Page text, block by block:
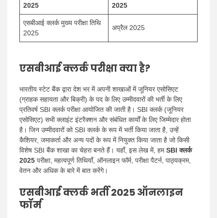
2025
2025
एसबीआई क्लर्क मुख्य परीक्षा तिथि
2025
अप्रैल 2025
एसबीआई क्लर्क परीक्षा क्या है?
भारतीय स्टेट बैंक द्वारा देश भर में अपनी शाखाओं में जूनियर एसोसिएट
(ग्राहक सहायता और बिक्री) के पद के लिए उम्मीदवारों की भर्ती के लिए
प्रतिवर्ष SBI क्लर्क परीक्षा आयोजित की जाती है। SBI क्लर्क (जूनियर
एसोसिएट) सभी क्लाइंट इंटरैक्शन और संबंधित कार्यों के लिए जिम्मेदार होता
है। जिन उम्मीदवारों को SBI क्लर्क के रूप में भर्ती किया जाता है, उन्हें
कैशियर, जमाकर्ता और अन्य पदों के रूप में नियुक्त किया जाता है जो किसी
विशेष SBI बैंक शाखा का चेहरा बनते हैं। यहाँ, इस लेख में, हमSBI क्लर्क
2025 परीक्षा, महत्वपूर्ण तिथियाँ, ऑनलाइन फॉर्म, परीक्षा पैटर्न, पाठ्यक्रम,
वेतन और अधिक के बारे में बात करेंगे।
एसबीआई क्लर्क भर्ती 2025 ऑनलाइन
फॉर्म